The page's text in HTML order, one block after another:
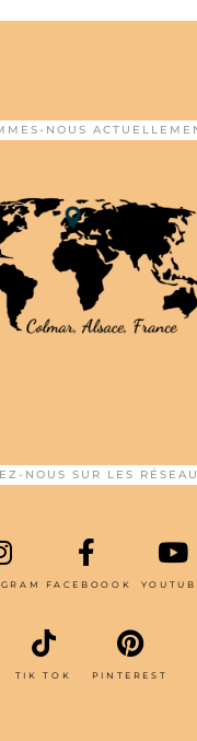
NOUS
NOUS SUR LES
FACEBOOOK
TIK TOK PINTEREST